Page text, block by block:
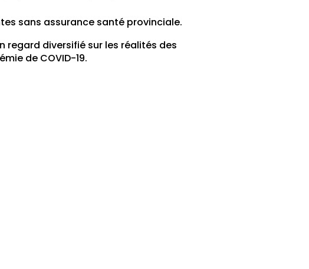
sans assurance santé provinciale.
regard diversifié sur les réalités des
de COVID-19.